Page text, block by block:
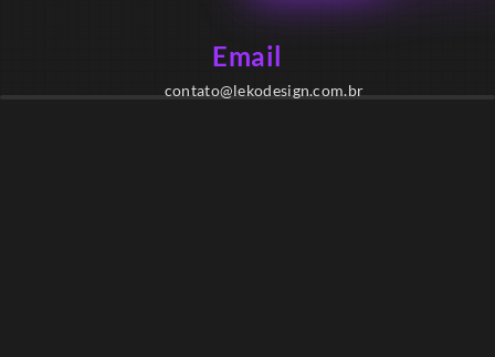
Email
contato@lekodesign.com.br